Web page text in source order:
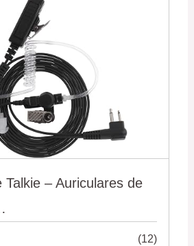
Talkie – Auriculares de
(12)